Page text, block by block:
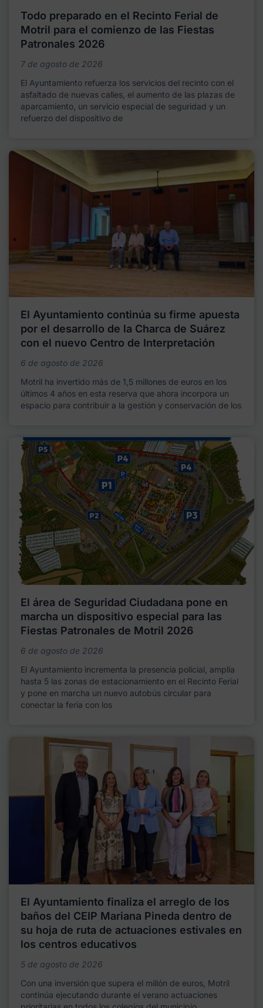
Todo preparado en el Recinto Ferial de
Motril para el comienzo de las Fiestas
Patronales 2026
7 de agosto de 2026
El Ayuntamiento refuerza los servicios del recinto con el
asfaltado de nuevas calles, el aumento de las plazas de
aparcamiento, un servicio especial de seguridad y un
refuerzo del dispositivo de
El Ayuntamiento continúa su firme apuesta
por el desarrollo de la Charca de Suárez
con el nuevo Centro de Interpretación
6 de agosto de 2026
Motril ha invertido más de 1,5 millones de euros en los
últimos 4 años en esta reserva que ahora incorpora un
espacio para contribuir a la gestión y conservación de los
El área de Seguridad Ciudadana pone en
marcha un dispositivo especial para las
Fiestas Patronales de Motril 2026
6 de agosto de 2026
El Ayuntamiento incrementa la presencia policial, amplía
hasta 5 las zonas de estacionamiento en el Recinto Ferial
y pone en marcha un nuevo autobús circular para
conectar la feria con los
El Ayuntamiento finaliza el arreglo de los
baños del CEIP Mariana Pineda dentro de
su hoja de ruta de actuaciones estivales en
los centros educativos
5 de agosto de 2026
Con una inversión que supera el millón de euros, Motril
continúa ejecutando durante el verano actuaciones